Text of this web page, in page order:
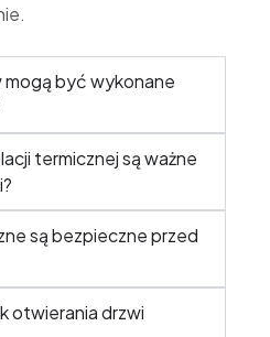
mogą być wykonane
termicznej są ważne
są bezpieczne przed
otwierania drzwi